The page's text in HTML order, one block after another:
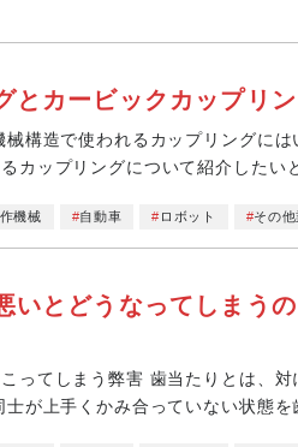
とカービックカップリ
造で使われるカップリングにはいく
ングについて紹介したいと思います。 円筒状の
機械 自動車 ロボット その
いとどうなってしまう
ってしまう弊害 歯当たりとは、
が上手くかみ合っていない状態を